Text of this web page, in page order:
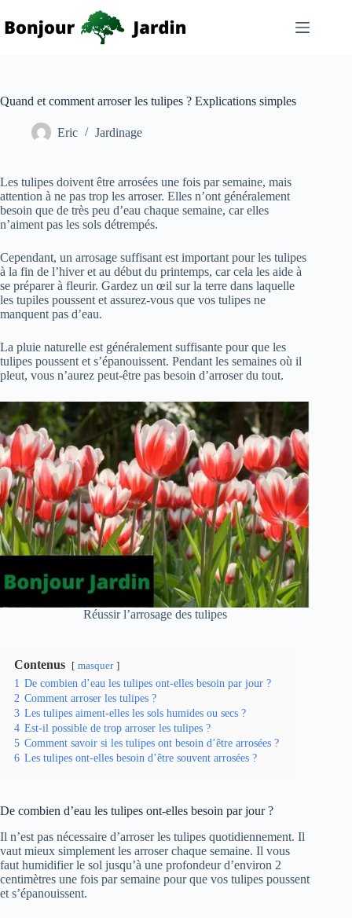
au
contenu
Quand et comment arroser les tulipes ? Explications simples
Eric Jardinage
Les tulipes doivent être arrosées une fois par semaine, mais
attention à ne pas trop les arroser. Elles n’ont généralement
besoin que de très peu d’eau chaque semaine, car elles
n’aiment pas les sols détrempés.
Cependant, un arrosage suffisant est important pour les tulipes
à la fin de l’hiver et au début du printemps, car cela les aide à
se préparer à fleurir. Gardez un œil sur la terre dans laquelle
les tupiles poussent et assurez-vous que vos tulipes ne
manquent pas d’eau.
La pluie naturelle est généralement suffisante pour que les
tulipes poussent et s’épanouissent. Pendant les semaines où il
pleut, vous n’aurez peut-être pas besoin d’arroser du tout.
Réussir l’arrosage des tulipes
Contenus masquer
1 De combien d’eau les tulipes ont-elles besoin par jour ?
2 Comment arroser les tulipes ?
3 Les tulipes aiment-elles les sols humides ou secs ?
4 Est-il possible de trop arroser les tulipes ?
5 Comment savoir si les tulipes ont besoin d’être arrosées ?
6 Les tulipes ont-elles besoin d’être souvent arrosées ?
De combien d’eau les tulipes ont-elles besoin par jour ?
Il n’est pas nécessaire d’arroser les tulipes quotidiennement. Il
vaut mieux simplement les arroser chaque semaine. Il vous
faut humidifier le sol jusqu’à une profondeur d’environ 2
centimètres une fois par semaine pour que vos tulipes poussent
et s’épanouissent.